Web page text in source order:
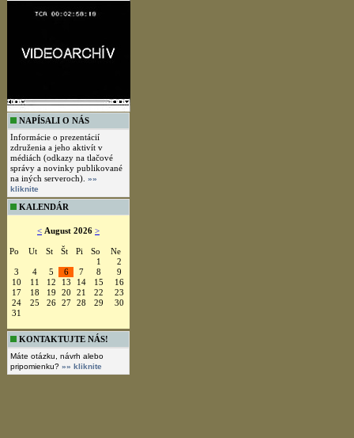
NAPÍSALI O NÁS
Informácie o prezentácií
združenia a jeho aktivít v
médiách (odkazy na tlačové
správy a novinky publikované
na iných serveroch). »»
kliknite
KALENDÁR
< August 2026 >
Po Ut St Št Pi So
Ne
1
2
3
4 5 6 7 8
9
10
11 12 13 14 15
16
17
18 19 20 21 22
23
24
25 26 27 28 29
30
31
KONTAKTUJTE NÁS!
Máte otázku, návrh alebo
pripomienku? »» kliknite